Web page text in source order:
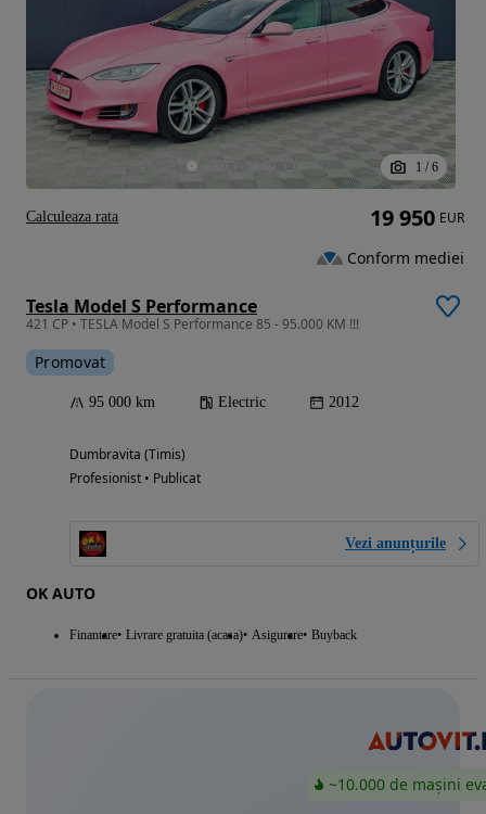
1 / 6
Tesla Model S Performance
421 CP • TESLA Model S Performance 85 - 95.000 KM !!!
Promovat
95 000 km Electric 2012
Dumbravita (Timis)
Profesionist • Publicat
Vezi anunțurile
OK AUTO
Finantare Livrare gratuita (acasa) Asigurare Buyback
19 950 EUR
Conform mediei
Calculeaza rata
~10.000 de mașini